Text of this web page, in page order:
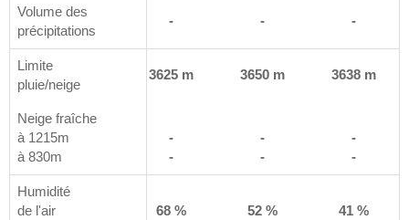
Volume des
précipitations
- - - -
Limite
pluie/neige
3625 m 3650 m 3638 m
Neige fraîche
à 1215m
à 830m
-
-
-
-
-
-
Humidité
de l'air
68 % 52 % 41 %